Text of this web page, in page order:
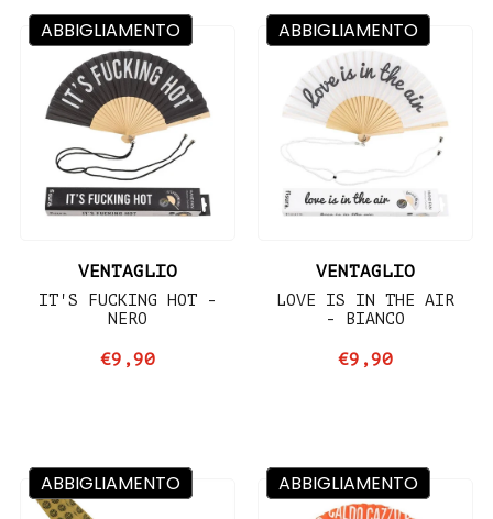
VENTAGLIO
IT'S FUCKING HOT -
NERO
€9,90
ABBIGLIAMENTO
VENTAGLIO
LOVE IS IN THE AIR
- BIANCO
€9,90
ABBIGLIAMENTO
ABBIGLIAMENTO ABBIGLIAMENTO